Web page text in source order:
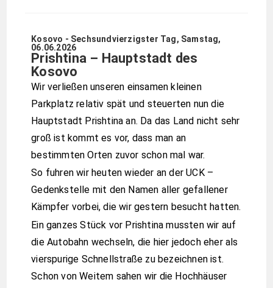
Kosovo - Sechsundvierzigster Tag, Samstag,
06.06.2026
Prishtina – Hauptstadt des
Kosovo
Wir verließen unseren einsamen kleinen
Parkplatz relativ spät und steuerten nun die
Hauptstadt Prishtina an. Da das Land nicht sehr
groß ist kommt es vor, dass man an
bestimmten Orten zuvor schon mal war.
So fuhren wir heuten wieder an der UCK –
Gedenkstelle mit den Namen aller gefallener
Kämpfer vorbei, die wir gestern besucht hatten.
Ein ganzes Stück vor Prishtina mussten wir auf
die Autobahn wechseln, die hier jedoch eher als
vierspurige Schnellstraße zu bezeichnen ist.
Schon von Weitem sahen wir die Hochhäuser